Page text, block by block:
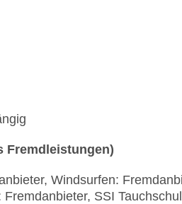
Fremdleistungen)
Windsurfen:
Fremdanbieter, SSI